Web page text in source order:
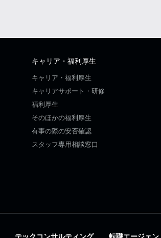
キャリア・福利厚生
キャリア・福利厚生
キャリアサポート・研修
福利厚生
そのほかの福利厚生
有事の際の安否確認
スタッフ専用相談窓口